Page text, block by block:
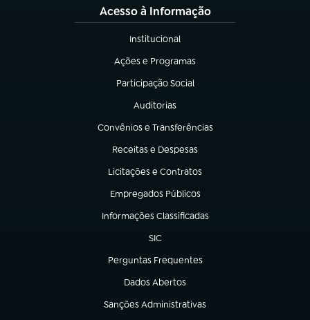
Acesso à Informação
Institucional
(abre em nova aba)
Ações e Programas
(abre em nova aba)
Participação Social
(abre em nova aba)
Auditorias
(abre em nova aba)
Convênios e Transferências
(abre em nova aba)
Receitas e Despesas
(abre em nova aba)
Licitações e Contratos
(abre em nova aba)
Empregados Públicos
(abre em nova aba)
Informações Classificadas
(abre em nova aba)
SIC
(abre em nova aba)
Perguntas Frequentes
(abre em nova aba)
Dados Abertos
(abre em nova aba)
Sanções Administrativas
(abre em nova aba)